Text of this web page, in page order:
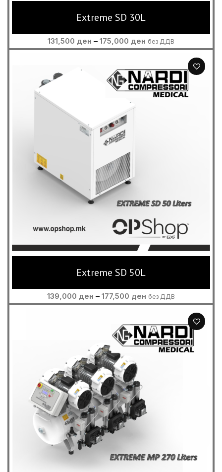
Extreme SD 30L
131,500 ден – 175,000 ден Price
range:
through
175,000 ден
без ДДВ
Extreme SD 50L
139,000 ден – 177,500 ден Price
range:
through
177,500 ден
без ДДВ